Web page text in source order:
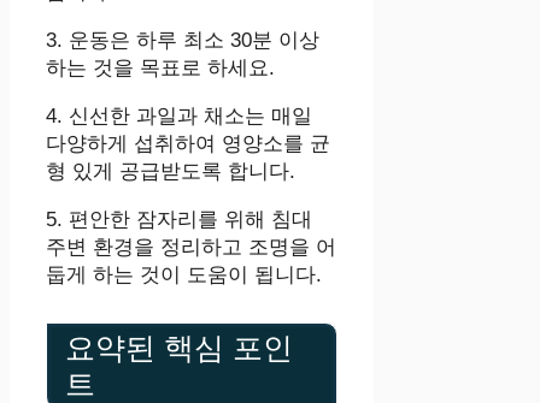
3. 운동은 하루 최소 30분 이상
하는 것을 목표로 하세요.
4. 신선한 과일과 채소는 매일
다양하게 섭취하여 영양소를 균
형 있게 공급받도록 합니다.
5. 편안한 잠자리를 위해 침대
주변 환경을 정리하고 조명을 어
둡게 하는 것이 도움이 됩니다.
요약된 핵심 포인
트